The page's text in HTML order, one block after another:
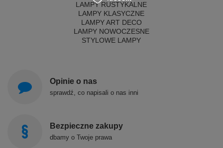
LAMPY RUSTYKALNE
LAMPY KLASYCZNE
LAMPY ART DECO
LAMPY NOWOCZESNE
STYLOWE LAMPY
Opinie o nas
sprawdź, co napisali o nas inni
Bezpieczne zakupy
dbamy o Twoje prawa